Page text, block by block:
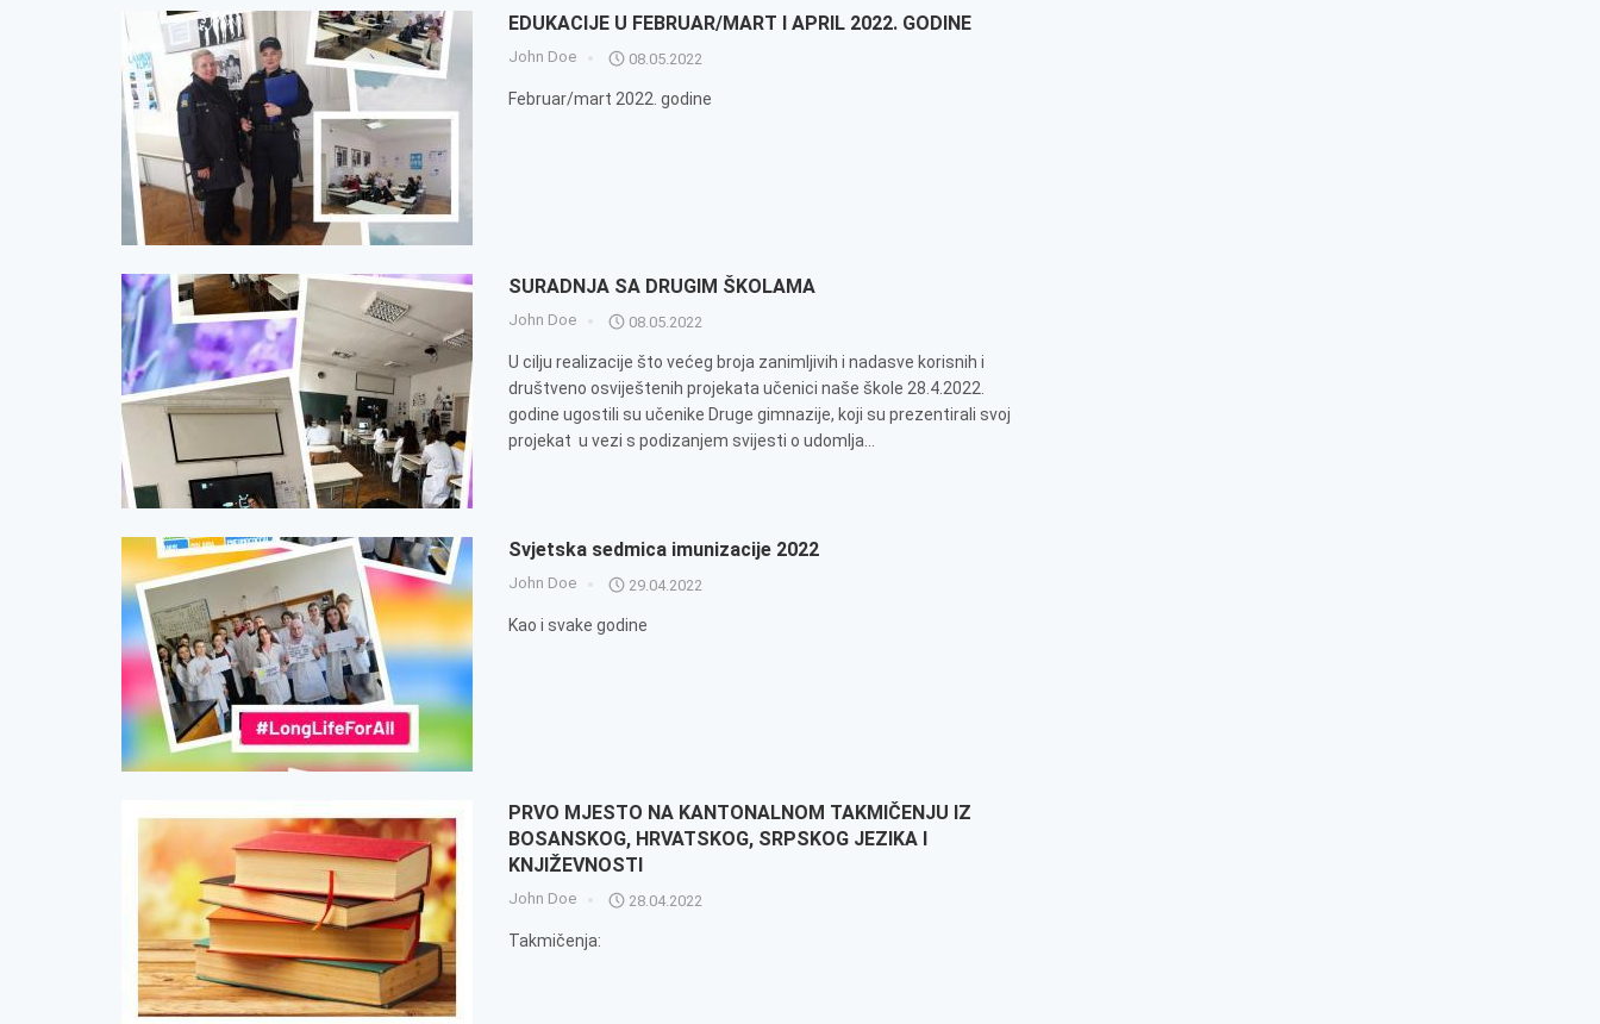
EDUKACIJE U FEBRUAR/MART I APRIL 2022. GODINE
John Doe 08.05.2022
Februar/mart 2022. godine
SURADNJA SA DRUGIM ŠKOLAMA
John Doe 08.05.2022
U cilju realizacije što većeg broja zanimljivih i nadasve korisnih i
društveno osviještenih projekata učenici naše škole 28.4.2022.
godine ugostili su učenike Druge gimnazije, koji su prezentirali svoj
projekat u vezi s podizanjem svijesti o udomlja...
Svjetska sedmica imunizacije 2022
John Doe 29.04.2022
Kao i svake godine
PRVO MJESTO NA KANTONALNOM TAKMIČENJU IZ
BOSANSKOG, HRVATSKOG, SRPSKOG JEZIKA I
KNJIŽEVNOSTI
John Doe 28.04.2022
Takmičenja: